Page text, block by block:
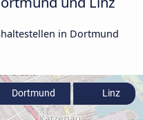
in Dortmund
Dortmund Linz